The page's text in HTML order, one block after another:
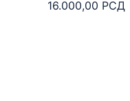
16.000,00 РСД